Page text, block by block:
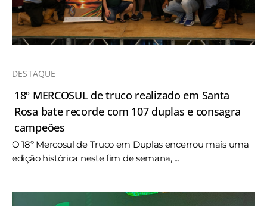
DESTAQUE
18º MERCOSUL de truco realizado em Santa
Rosa bate recorde com 107 duplas e consagra
campeões
O 18º Mercosul de Truco em Duplas encerrou mais uma
edição histórica neste fim de semana, ...